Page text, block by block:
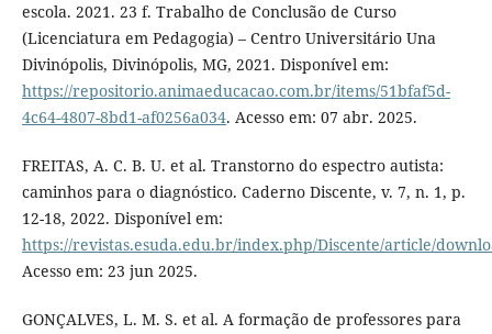
escola. 2021. 23 f. Trabalho de Conclusão de Curso
(Licenciatura em Pedagogia) – Centro Universitário Una
Divinópolis, Divinópolis, MG, 2021. Disponível em:
https://repositorio.animaeducacao.com.br/items/51bfaf5d-
4c64-4807-8bd1-af0256a034. Acesso em: 07 abr. 2025.
FREITAS, A. C. B. U. et al. Transtorno do espectro autista:
caminhos para o diagnóstico. Caderno Discente, v. 7, n. 1, p.
12-18, 2022. Disponível em:
https://revistas.esuda.edu.br/index.php/Discente/article/
Acesso em: 23 jun 2025.
GONÇALVES, L. M. S. et al. A formação de professores para